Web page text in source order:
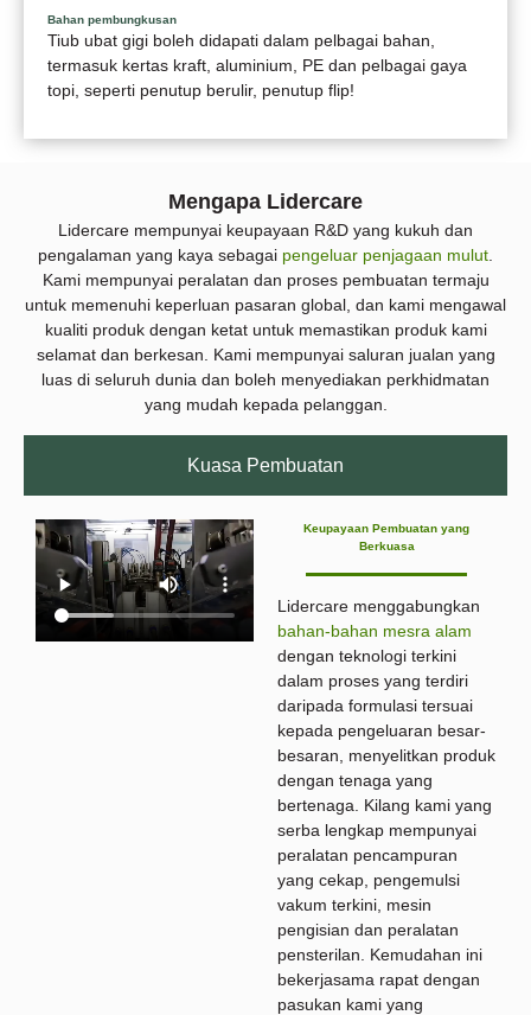
Bahan pembungkusan
Tiub ubat gigi boleh didapati dalam pelbagai bahan,
termasuk kertas kraft, aluminium, PE dan pelbagai gaya
topi, seperti penutup berulir, penutup flip!
Mengapa Lidercare
Lidercare mempunyai keupayaan R&D yang kukuh dan
pengalaman yang kaya sebagai pengeluar penjagaan mulut.
Kami mempunyai peralatan dan proses pembuatan termaju
untuk memenuhi keperluan pasaran global, dan kami mengawal
kualiti produk dengan ketat untuk memastikan produk kami
selamat dan berkesan. Kami mempunyai saluran jualan yang
luas di seluruh dunia dan boleh menyediakan perkhidmatan
yang mudah kepada pelanggan.
Kuasa Pembuatan
Keupayaan Pembuatan yang
Berkuasa
Lidercare menggabungkan
bahan-bahan mesra alam
dengan teknologi terkini
dalam proses yang terdiri
daripada formulasi tersuai
kepada pengeluaran besar-
besaran, menyelitkan produk
dengan tenaga yang
bertenaga. Kilang kami yang
serba lengkap mempunyai
peralatan pencampuran
yang cekap, pengemulsi
vakum terkini, mesin
pengisian dan peralatan
pensterilan. Kemudahan ini
bekerjasama rapat dengan
pasukan kami yang